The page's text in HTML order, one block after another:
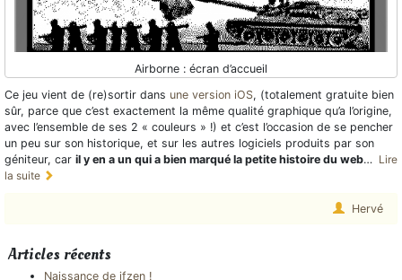
Airborne : écran d’accueil
Ce jeu vient de (re)sortir dans une version iOS, (totalement gratuite bien
sûr, parce que c’est exactement la même qualité graphique qu’a l’origine,
avec l’ensemble de ses 2 « couleurs » !) et c’est l’occasion de se pencher
un peu sur son historique, et sur les autres logiciels produits par son
géniteur, car il y en a un qui a bien marqué la petite histoire du web… Lire
la suite
Hervé
Articles récents
Naissance de ifzen !